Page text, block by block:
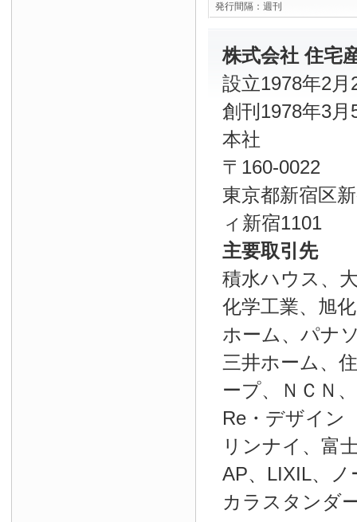
発行間隔： 週刊
株式会社 住宅
設立1978年2月
創刊1978年3月
本社
〒160-0022
東京都新宿区
ィ新宿1101
主要取引先
積水ハウス、
化学工業、旭
ホーム、パナ
三井ホーム、
ープ、ＮＣＮ
Re・デザイ
リンナイ、富
AP、LIXIL、
カラスタンダ